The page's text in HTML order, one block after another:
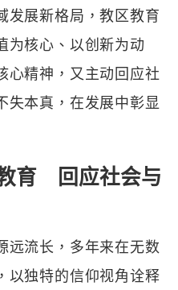
发展新格局，教区教育
为核心、以创新为动
心精神，又主动回应社
失本真，在发展中彰显
育 回应社会与
远流长，多年来在无数
以独特的信仰视角诠释